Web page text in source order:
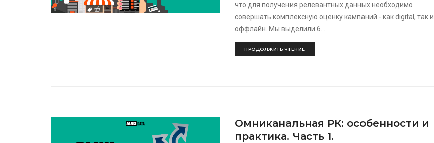
что для получения релевантных данных необходимо
совершать комплексную оценку кампаний - как digital, так и
оффлайн. Мы выделили 6...
ПРОДОЛЖИТЬ ЧТЕНИЕ
Омниканальная РК: особенности и
практика. Часть 1.